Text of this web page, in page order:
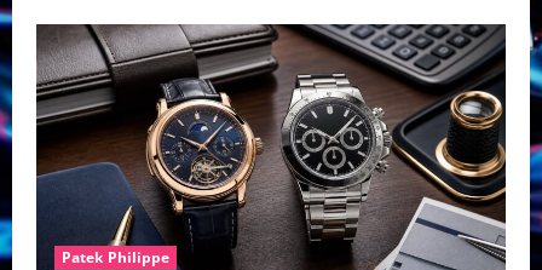
Patek Philippe